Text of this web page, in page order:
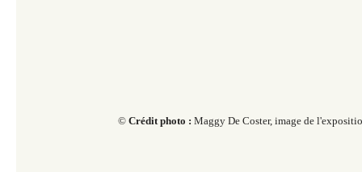
© ​​​​​ Crédit photo : Maggy De Coster, image de